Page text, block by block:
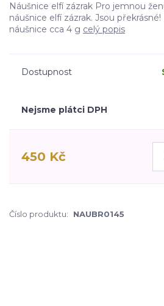
Náušnice elfí zázrak Pro jemnou
náušnice elfí zázrak. Jsou
náušnice cca 4 g celý popis
Dostupnost
Nejsme plátci DPH
450 Kč
Číslo produktu: NAUBR0145